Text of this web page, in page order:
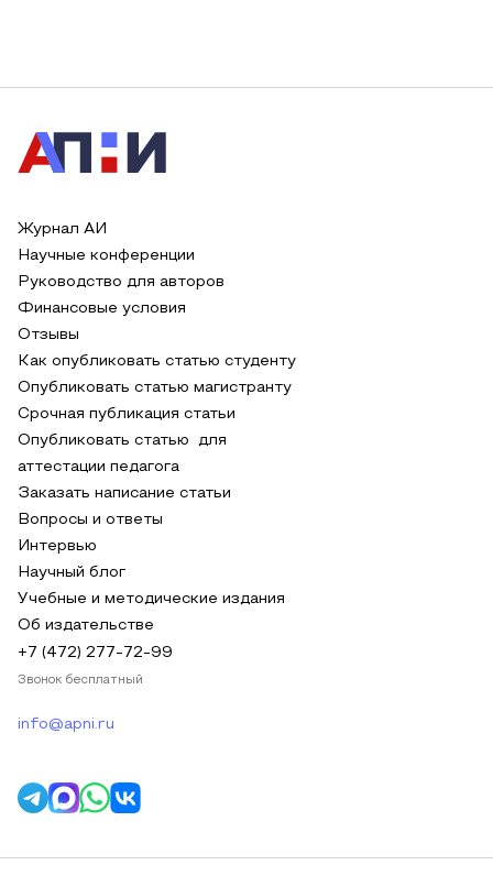
Журнал АИ
Научные конференции
Руководство для авторов
Финансовые условия
Отзывы
Как опубликовать статью студенту
Опубликовать статью магистранту
Срочная публикация статьи
Опубликовать статью для
аттестации педагога
Заказать написание статьи
Вопросы и ответы
Интервью
Научный блог
Учебные и методические издания
Об издательстве
+7 (472) 277-72-99
Звонок бесплатный
info@apni.ru